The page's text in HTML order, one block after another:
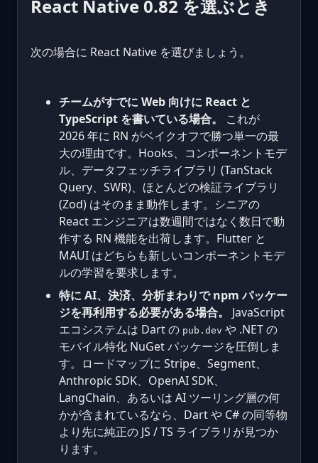
React Native 0.82 を選ぶとき
次の場合に React Native を選びましょう。
チームがすでに Web 向けに React と
TypeScript を書いている場合。
これが
2026 年に RN がベイクオフで勝つ単一の最
大の理由です。Hooks、コンポーネントモデ
ル、データフェッチライブラリ (TanStack
Query、SWR)、ほとんどの検証ライブラリ
(Zod) はそのまま動作します。シニアの
React エンジニアは数週間ではなく数日で動
作する RN 機能を出荷します。Flutter と
MAUI はどちらも新しいコンポーネントモデ
ルの学習を要求します。
特に AI、決済、分析まわりで npm パッケー
ジを再利用する必要がある場合。
JavaScript
エコシステムは Dart の pub.dev や .NET の
モバイル特化 NuGet パッケージを圧倒しま
す。ロードマップに Stripe、Segment、
Anthropic SDK、OpenAI SDK、
LangChain、あるいは AI ツーリング層の何
かが含まれているなら、Dart や C# の同等物
より先に純正の JS / TS ライブラリが見つか
ります。